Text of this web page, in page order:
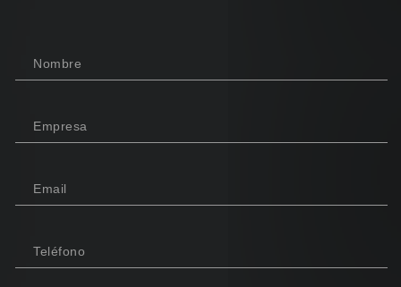
Nombre
Empresa
Email
Teléfono